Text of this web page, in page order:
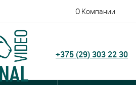
О Компании
+375 (29) 303 22 30